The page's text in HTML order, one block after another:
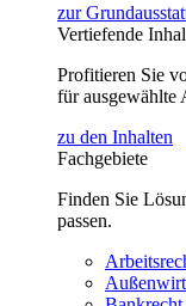
zur
Vertiefende
Profitieren Sie
für ausgewählte
zu den Inhalten
Fachgebiete
Finden Sie
passen.